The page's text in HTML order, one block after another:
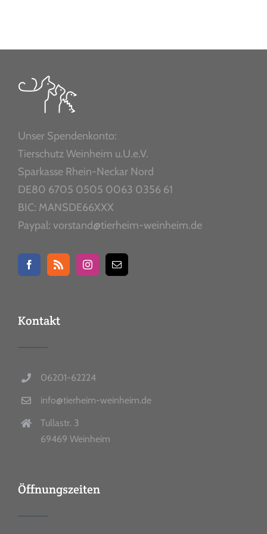
Unser Spendenkonto:
Tierschutz Weinheim u.U.e.V.
Sparkasse Rhein-Neckar Nord
DE80 6705 0505 0063 0356 61
BIC: MANSDE66XXX
Paypal: vorstand@tierheim-weinheim.de
Kontakt
06201-62224
info@tierheim-weinheim.de
Tullastr. 3
69469 Weinheim
Öffnungszeiten